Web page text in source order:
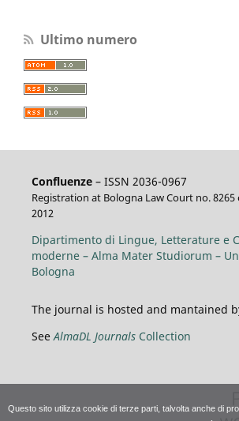
Questo sito utilizza cookie di terze parti, talvolta anche di
Ultimo numero
Confluenze– ISSN 2036-0967
Registration at Bologna Law Court no.
2012
Dipartimento di Lingue, Letterature e
moderne – Alma Mater Studiorum –
Bologna
The journal is hosted and mantained
SeeAlmaDL JournalsCollection